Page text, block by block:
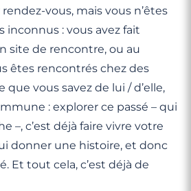
vous, mais vous n’êtes
inconnus : vous avez fait
site de rencontre, ou au
êtes rencontrés chez des
que vous savez de lui / d’elle,
: explorer ce passé – qui
–, c’est déjà faire vivre votre
donner une histoire, et donc
Et tout cela, c’est déjà de